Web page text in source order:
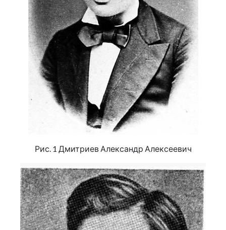
Рис. 1 Дмитриев Александр Алексеевич